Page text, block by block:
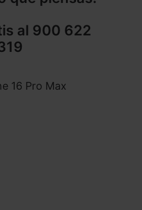
al 900 622
16 Pro Max